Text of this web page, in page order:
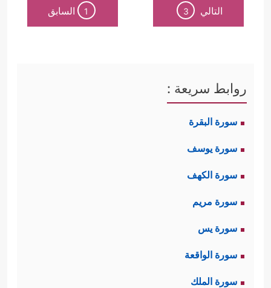
التالي 3
1 السابق
روابط سريعة :
سورة البقرة
سورة يوسف
سورة الكهف
سورة مريم
سورة يس
سورة الواقعة
سورة الملك